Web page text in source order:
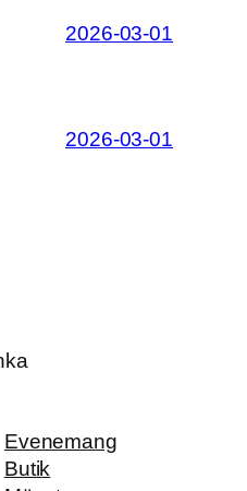
2026-03-01
2026-03-01
Evenemang
Butik